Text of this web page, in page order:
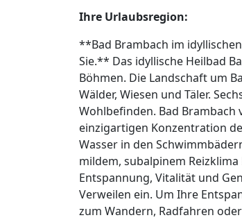
Ihre Urlaubsregion:
**Bad Brambach im
Sie.** Das idyllische Heilbad
Böhmen. Die Landschaft um
Wälder, Wiesen und Täler.
Wohlbefinden. Bad
einzigartigen Konzentration
Wasser in den
mildem, subalpinem
Entspannung, Vitalität und
Verweilen ein. Um Ihre
zum Wandern, Radfahren